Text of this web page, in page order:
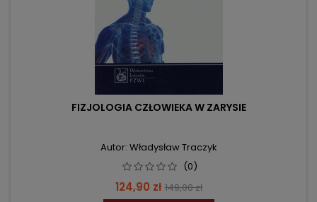
FIZJOLOGIA CZŁOWIEKA W ZARYSIE
Autor: Władysław Traczyk
(0)
Cena
124,90 zł Cena
149,00 zł